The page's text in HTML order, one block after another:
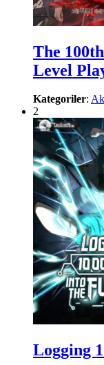
The
Level
Kategoriler:
2
Logging